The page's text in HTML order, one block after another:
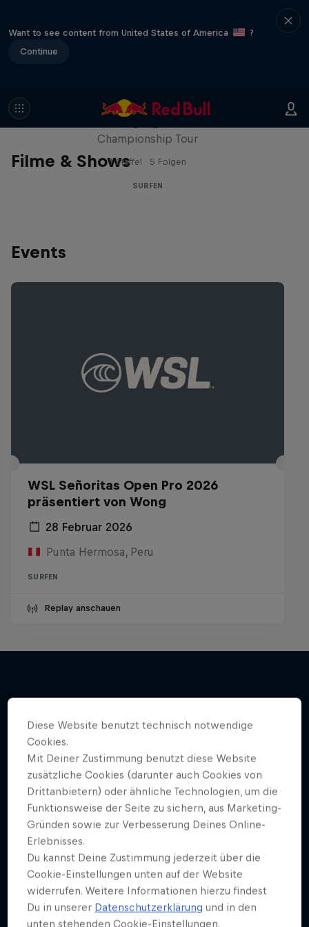
Want to see content from United States of America
?
Continue
Filme & Shows
WSL Replay
Championship Tour
1 Staffel · 5 Folgen
SURFEN
Events
WSL Señoritas Open Pro 2026
präsentiert von Wong
28 Februar 2026
Punta Hermosa, Peru
SURFEN
Replay anschauen
Diese Website benutzt technisch notwendige
Cookies.
Mit Deiner Zustimmung benutzt diese Website
zusätzliche Cookies (darunter auch Cookies von
Drittanbietern) oder ähnliche Technologien, um die
Funktionsweise der Seite zu sichern, aus Marketing-
Gründen sowie zur Verbesserung Deines Online-
Erlebnisses.
Du kannst Deine Zustimmung jederzeit über die
Cookie-Einstellungen unten auf der Website
widerrufen. Weitere Informationen hierzu findest
Du in unserer Datenschutzerklärung und in den
unten stehenden Cookie-Einstellungen.